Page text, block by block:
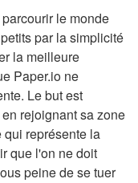
le monde
par la simplicité
la meilleure
Paper.io ne
Le but est
rejoignant sa zone
qui représente la
que l'on ne doit
peine de se tuer